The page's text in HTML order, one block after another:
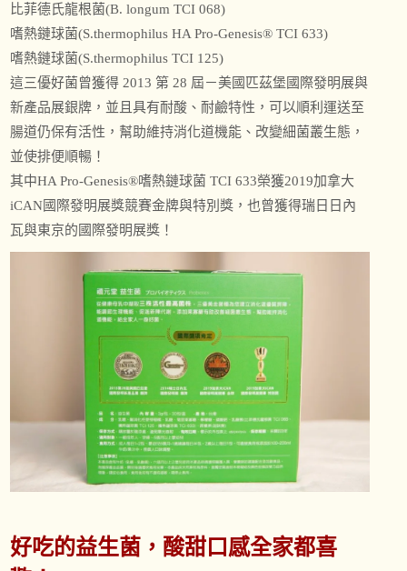
比菲德氏龍根菌(B. longum TCI 068)
嗜熱鏈球菌(S.thermophilus HA Pro-Genesis® TCI 633)
嗜熱鏈球菌(S.thermophilus TCI 125)
這三優好菌曾獲得 2013 第 28 屆－美國匹茲堡國際發明展與
新產品展銀牌，並且具有耐酸、耐鹼特性，可以順利運送至
腸道仍保有活性，幫助維持消化道機能、改變細菌叢生態，
並使排便順暢！
其中HA Pro-Genesis®嗜熱鏈球菌 TCI 633榮獲2019加拿大
iCAN國際發明展獎競賽金牌與特別獎，也曾獲得瑞日日內
瓦與東京的國際發明展獎！
好吃的益生菌，酸甜口感全家都喜